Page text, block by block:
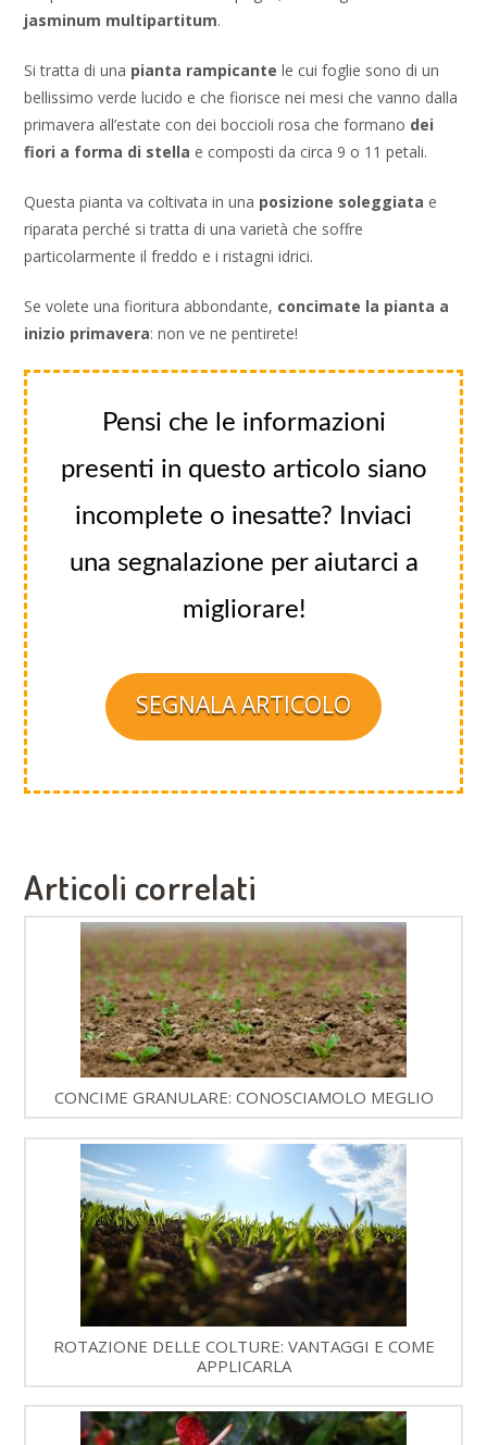
jasminum multipartitum.
Si tratta di una pianta rampicante le cui foglie sono di un
bellissimo verde lucido e che fiorisce nei mesi che vanno dalla
primavera all’estate con dei boccioli rosa che formano dei
fiori a forma di stella e composti da circa 9 o 11 petali.
Questa pianta va coltivata in una posizione soleggiata e
riparata perché si tratta di una varietà che soffre
particolarmente il freddo e i ristagni idrici.
Se volete una fioritura abbondante, concimate la pianta a
inizio primavera: non ve ne pentirete!
Pensi che le informazioni
presenti in questo articolo siano
incomplete o inesatte? Inviaci
una segnalazione per aiutarci a
migliorare!
SEGNALA ARTICOLO
Articoli correlati
CONCIME GRANULARE: CONOSCIAMOLO MEGLIO
ROTAZIONE DELLE COLTURE: VANTAGGI E COME
APPLICARLA